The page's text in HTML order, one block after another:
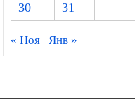
30
31
« Ноя Янв »